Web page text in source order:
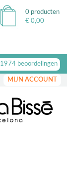
0 producten
€ 0,00
1974beoordelingen
MIJN ACCOUNT